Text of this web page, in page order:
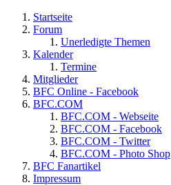
Startseite
Forum
Unerledigte Themen
Kalender
Termine
Mitglieder
BFC Online - Facebook
BFC.COM
BFC.COM - Webseite
BFC.COM - Facebook
BFC.COM - Twitter
BFC.COM - Photo Shop
BFC Fanartikel
Impressum